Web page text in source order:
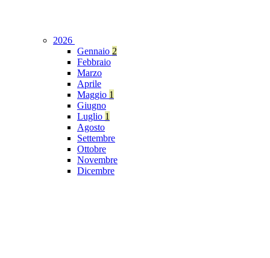
2026
Gennaio 2
Febbraio
Marzo
Aprile
Maggio 1
Giugno
Luglio 1
Agosto
Settembre
Ottobre
Novembre
Dicembre